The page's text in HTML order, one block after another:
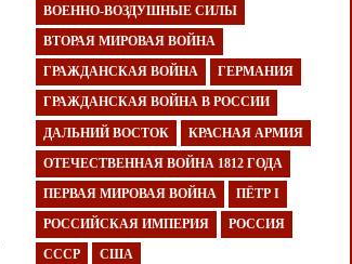
ВОЕННО-ВОЗДУШНЫЕ СИЛЫ
ВТОРАЯ МИРОВАЯ ВОЙНА
ГРАЖДАНСКАЯ ВОЙНА ГЕРМАНИЯ
ГРАЖДАНСКАЯ ВОЙНА В РОССИИ
ДАЛЬНИЙ ВОСТОК КРАСНАЯ АРМИЯ
ОТЕЧЕСТВЕННАЯ ВОЙНА 1812 ГОДА
ПЕРВАЯ МИРОВАЯ ВОЙНА ПЁТР I
РОССИЙСКАЯ ИМПЕРИЯ РОССИЯ
СССР США